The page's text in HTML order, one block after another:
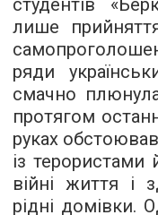
студентів
лише
ряди
смачно
протягом
руках
із
війні життя і
рідні домівки.